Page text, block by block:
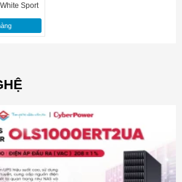
tốt hơn
smartwatch, Apple Watch cũng trang bị
rất tốt, thậm chí bạn có thể đi giữa trời
Sport
A)